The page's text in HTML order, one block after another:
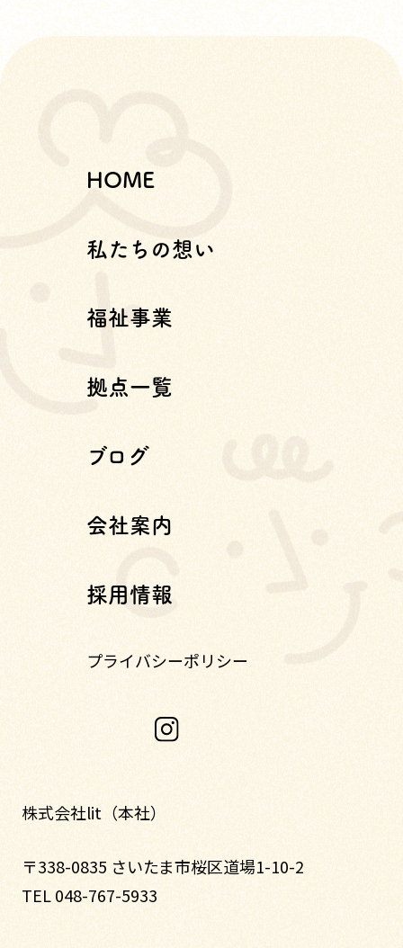
HOME
私たちの想い
福祉事業
拠点一覧
ブログ
会社案内
採用情報
プライバシーポリシー
株式会社lit（本社）
〒338-0835 さいたま市桜区道場1-10-2
TEL 048-767-5933